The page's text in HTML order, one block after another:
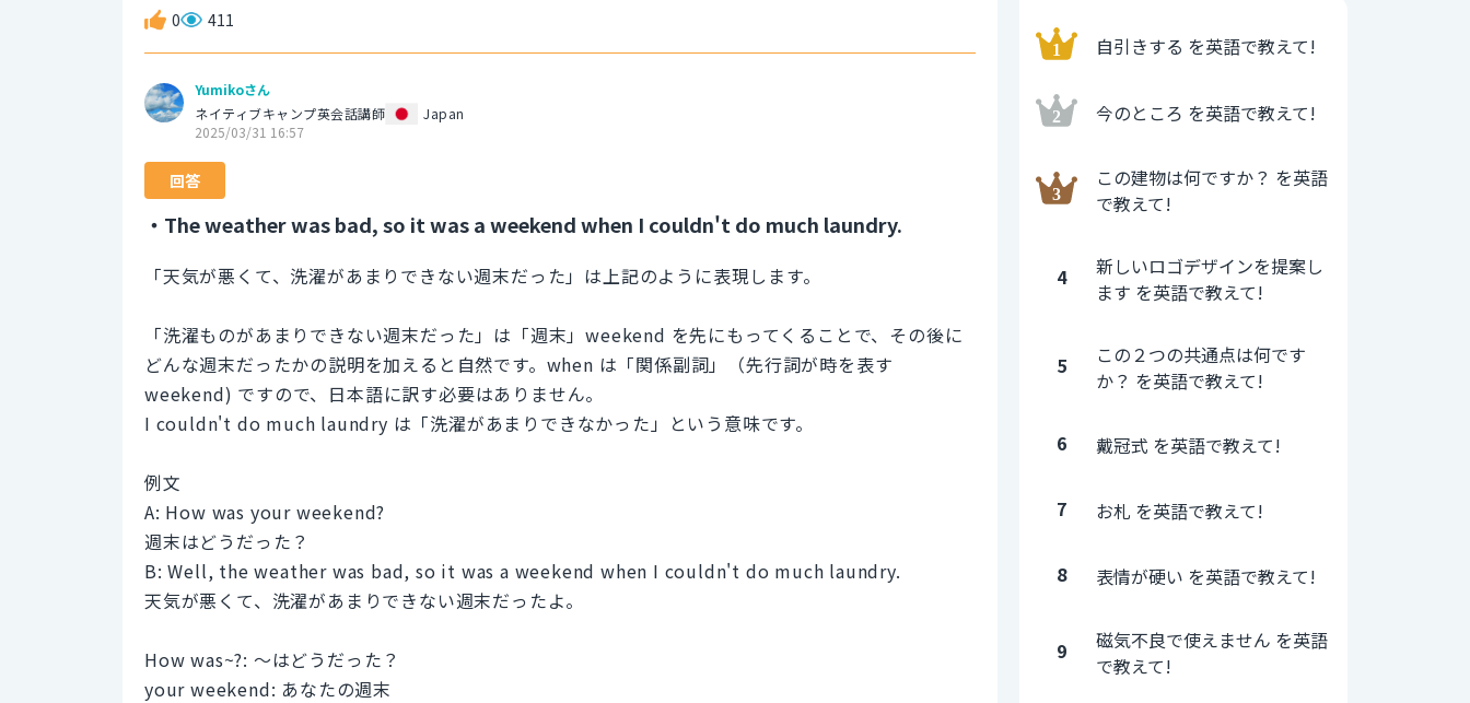
0 411
Yumikoさん
ネイティブキャンプ英会話講師
Japan
2025/03/31 16:57
回答
・The weather was bad, so it was a weekend when I couldn't do much laundry.
「天気が悪くて、洗濯があまりできない週末だった」は上記のように表現します。
「洗濯ものがあまりできない週末だった」は「週末」weekend を先にもってくることで、その後に
どんな週末だったかの説明を加えると自然です。when は「関係副詞」（先行詞が時を表す
weekend) ですので、日本語に訳す必要はありません。
I couldn't do much laundry は「洗濯があまりできなかった」という意味です。
例文
A: How was your weekend?
週末はどうだった？
B: Well, the weather was bad, so it was a weekend when I couldn't do much laundry.
天気が悪くて、洗濯があまりできない週末だったよ。
How was~?: ～はどうだった？
your weekend: あなたの週末
自引きする を英語で教えて!
今のところ を英語で教えて!
この建物は何ですか？ を英語
で教えて!
4
新しいロゴデザインを提案し
ます を英語で教えて!
5
この２つの共通点は何です
か？ を英語で教えて!
6 戴冠式 を英語で教えて!
7 お札 を英語で教えて!
8 表情が硬い を英語で教えて!
9
磁気不良で使えません を英語
で教えて!